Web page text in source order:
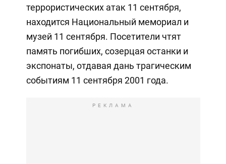
террористических атак 11 сентября,
находится Национальный мемориал и
музей 11 сентября. Посетители чтят
память погибших, созерцая останки и
экспонаты, отдавая дань трагическим
событиям 11 сентября 2001 года.
РЕКЛАМА